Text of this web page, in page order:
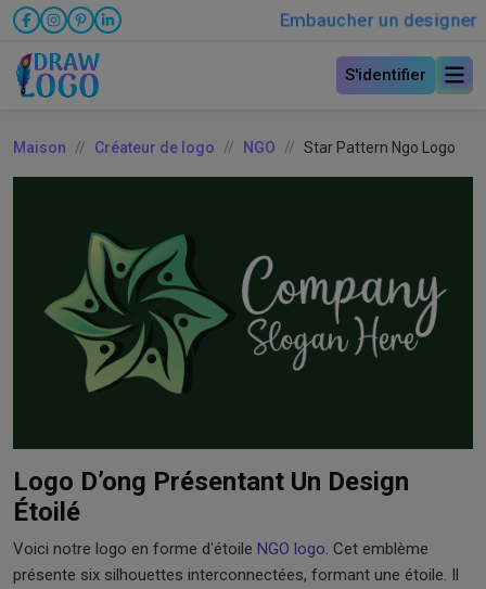
Embaucher un designer
S'identifier
Maison Créateur de logo NGO Star Pattern Ngo Logo
Logo D’ong Présentant Un Design
Étoilé
Voici notre logo en forme d'étoile NGO logo . Cet emblème
présente six silhouettes interconnectées, formant une étoile. Il